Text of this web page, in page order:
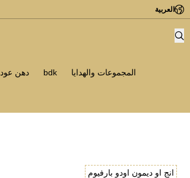
العربية
المجموعات والهدايا bdk دهن عود
انج او ديمون اودو بارفيوم